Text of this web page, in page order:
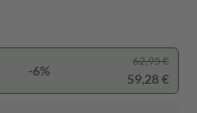
-6%
62,95 €
59,28 €